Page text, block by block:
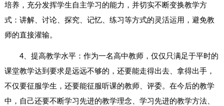
培养，充分发挥学生自主学习的能力，并切实不断变换教学方
式：讲解、讨论、探究、记忆、练习等方式的灵活运用，避免教
师的直接灌输。
4、提高教学水平：作为一名高中教师，仅仅只满足于平时的
课堂教学达到要求是远远不够的，还要能走得出去、拿得出手，
不仅要征服学生，还要能征服听课的教师、评委。在今后的教学
中，自己还要不断学习先进的教学理念、学习先进的教学方法、